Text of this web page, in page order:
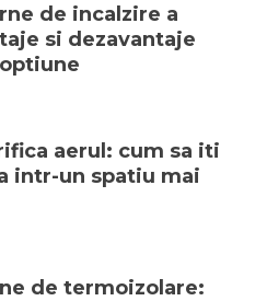
de incalzire a
si dezavantaje
aerul: cum sa iti
intr-un spatiu mai
de termoizolare: